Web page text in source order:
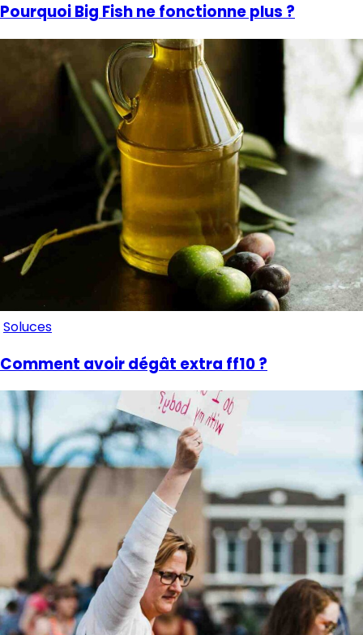
Pourquoi Big Fish ne fonctionne plus ?
Soluces
Comment avoir dégât extra ff10 ?